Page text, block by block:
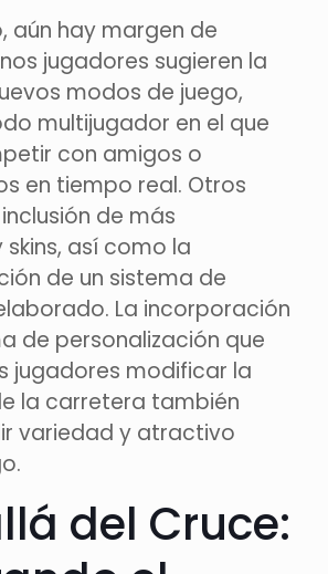
aún hay margen de
jugadores sugieren la
modos de juego,
multijugador en el que
con amigos o
en tiempo real. Otros
de más
así como la
de un sistema de
La incorporación
de personalización que
jugadores modificar la
la carretera también
variedad y atractivo
del Cruce: